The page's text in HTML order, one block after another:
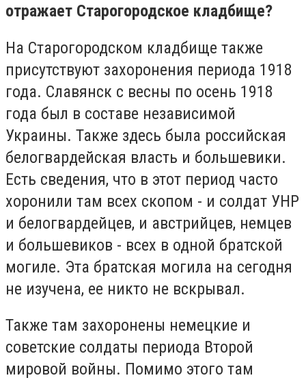
отражает Старогородское кладбище?
На Старогородском кладбище также
присутствуют захоронения периода 1918
года. Славянск с весны по осень 1918
года был в составе независимой
Украины. Также здесь была российская
белогвардейская власть и большевики.
Есть сведения, что в этот период часто
хоронили там всех скопом - и солдат УНР
и белогвардейцев, и австрийцев, немцев
и большевиков - всех в одной братской
могиле. Эта братская могила на сегодня
не изучена, ее никто не вскрывал.
Также там захоронены немецкие и
советские солдаты периода Второй
мировой войны. Помимо этого там